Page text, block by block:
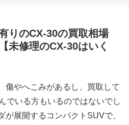
りのCX-30の買取相場
未修理のCX-30はいく
傷やへこみがあるし、買取して
でいる方もいるのではないでし
が展開するコンパクトSUVで、